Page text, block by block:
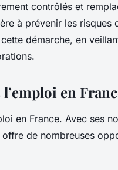
contrôlés et
à prévenir les risques
démarche, en
en
en France. Avec ses
de nombreuses